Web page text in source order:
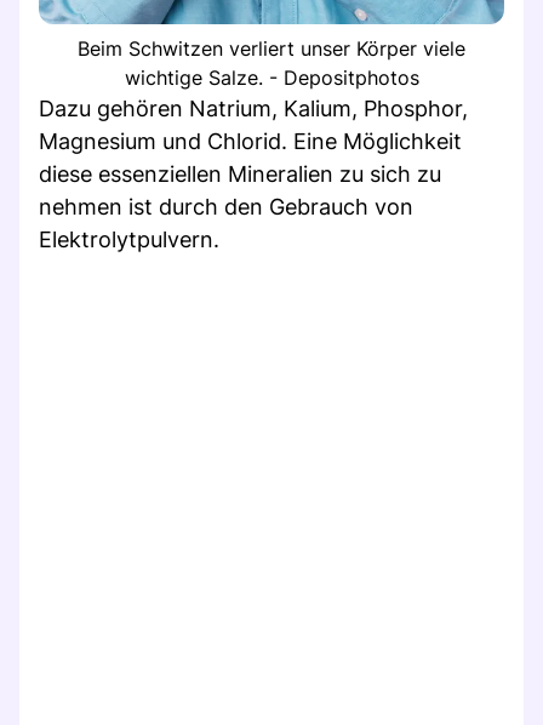
Beim Schwitzen verliert unser Körper viele
wichtige Salze. - Depositphotos
Dazu gehören Natrium, Kalium, Phosphor,
Magnesium und Chlorid. Eine Möglichkeit
diese essenziellen Mineralien zu sich zu
nehmen ist durch den Gebrauch von
Elektrolytpulvern.